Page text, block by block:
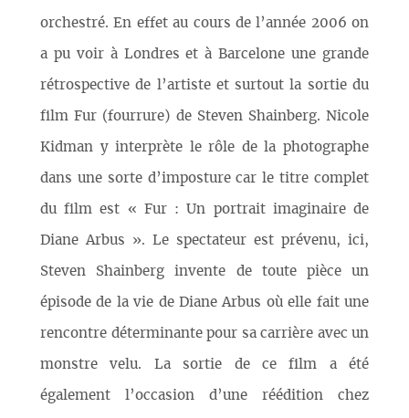
orchestré. En effet au cours de l’année 2006 on
a pu voir à Londres et à Barcelone une grande
rétrospective de l’artiste et surtout la sortie du
film Fur (fourrure) de Steven Shainberg. Nicole
Kidman y interprète le rôle de la photographe
dans une sorte d’imposture car le titre complet
du film est « Fur : Un portrait imaginaire de
Diane Arbus ». Le spectateur est prévenu, ici,
Steven Shainberg invente de toute pièce un
épisode de la vie de Diane Arbus où elle fait une
rencontre déterminante pour sa carrière avec un
monstre velu. La sortie de ce film a été
également l’occasion d’une réédition chez